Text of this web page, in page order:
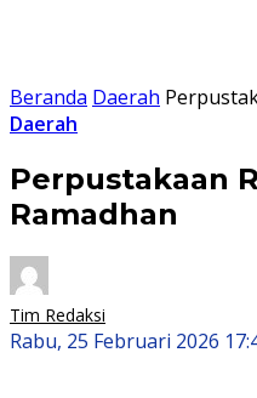
Beranda Daerah
Daerah
Perpustakaan
Ramadhan
Tim Redaksi
Rabu, 25 Februari 2026